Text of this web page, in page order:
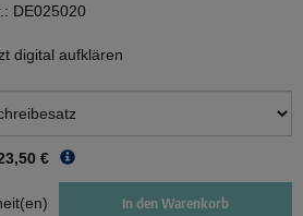
DE025020
digital aufklären
€
In den Warenkorb